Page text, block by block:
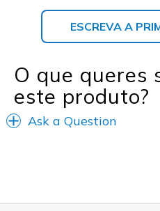
ESCREVA A
O que queres
este produto?
Ask a Question